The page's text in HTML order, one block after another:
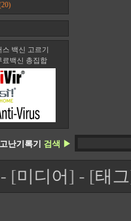
백신 고르기
료백신 총집합
난기록기 검색 ▶
[미디어] - [태그